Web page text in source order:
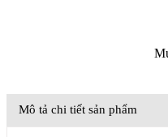
Mô tả chi tiết sản phẩm